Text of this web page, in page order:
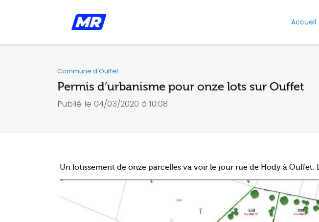
Accueil
Commune d'Ouffet
Permis d’urbanisme pour onze lots sur Ouffet
Publié le 04/03/2020 à 10:08
Un lotissement de onze parcelles va voir le jour rue de Hody à Ouffet.